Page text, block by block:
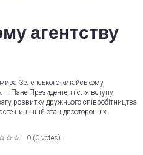
агентству
Зеленського китайському
– Пане Президенте, після вступу
розвитку дружнього співробітництва
нинішній стан двосторонніх
0 (0 votes)